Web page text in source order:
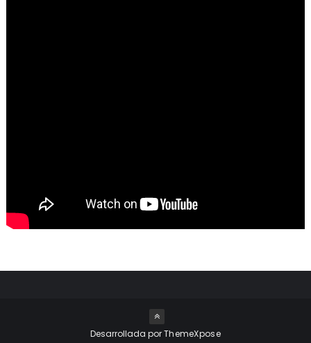
Desarrollada porThemeXpose